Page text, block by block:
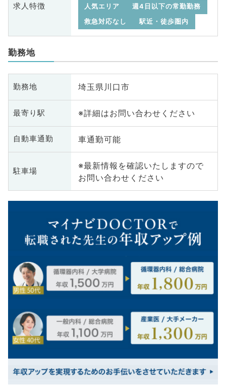
求人特徴
人気エリア
週4日以下の常勤勤務
救急対応なし
駅近・徒歩圏内
勤務地
勤務地 埼玉県川口市
最寄り駅 ※詳細はお問い合わせください
自動車通勤 車通勤可能
駐車場
※最新情報を確認いたしますので
お問い合わせください